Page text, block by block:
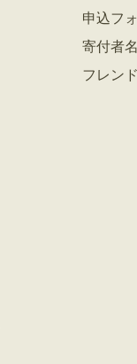
申込フ
寄付者
フレン